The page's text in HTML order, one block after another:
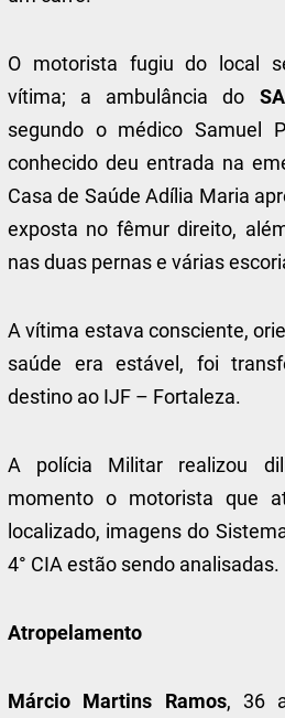
O motorista fugiu do local
vítima; a ambulância do
segundo o médico Samuel
conhecido deu entrada na
Casa de Saúde Adília Maria
exposta no fêmur direito,
nas duas pernas e várias
A vítima estava consciente,
saúde era estável, foi
destino ao IJF – Fortaleza.
A polícia Militar realizou
momento o motorista que
localizado, imagens do
4° CIA estão sendo analisadas.
Atropelamento
Márcio Martins Ramos, 36